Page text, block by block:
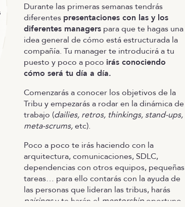
Durante las primeras semanas tendrás
diferentes presentaciones con las y los
diferentes managers para que te hagas una
idea general de cómo está estructurada la
compañía. Tu manager te introducirá a tu
puesto y poco a poco irás conociendo
cómo será tu día a día.
Comenzarás a conocer los objetivos de la
Tribu y empezarás a rodar en la dinámica de
trabajo (dailies, retros, thinkings, stand-ups,
meta-scrums,etc).
Poco a poco te irás haciendo con la
arquitectura, comunicaciones, SDLC,
dependencias con otros equipos, pequeñas
tareas… para ello contarás con la ayuda de
las personas que lideran las tribus, harás
pairingsy te harán el mentorship oportuno.